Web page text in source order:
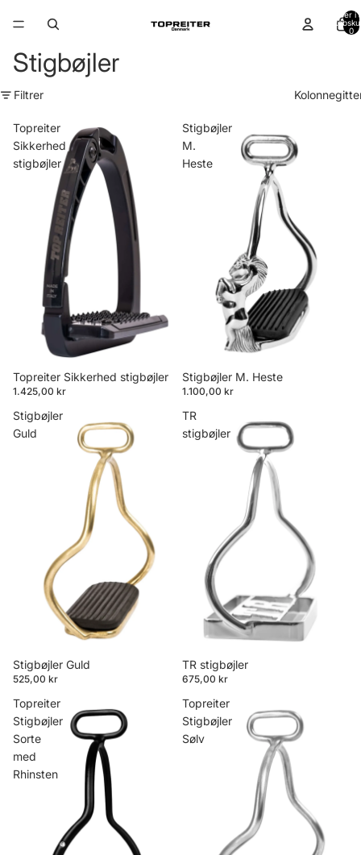
Varer i
0
Stigbøjler
Filtrer
Topreiter
Sikkerhed
stigbøjler
Topreiter Sikkerhed stigbøjler
1.425,00 kr
Stigbøjler
M.
Heste
Stigbøjler M. Heste
1.100,00 kr
Stigbøjler
Guld
Stigbøjler Guld
525,00 kr
TR
stigbøjler
TR stigbøjler
675,00 kr
Topreiter
Stigbøjler
Sorte
med
Rhinsten
Topreiter
Stigbøjler
Sølv